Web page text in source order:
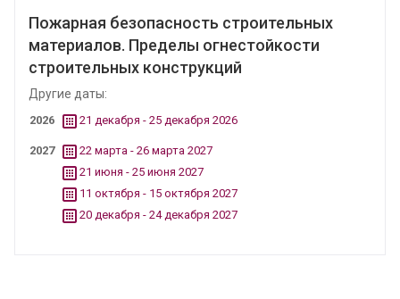
Пожарная безопасность строительных
материалов. Пределы огнестойкости
строительных конструкций
Другие даты:
2026 21 декабря - 25 декабря 2026
2027
22 марта - 26 марта 2027
21 июня - 25 июня 2027
11 октября - 15 октября 2027
20 декабря - 24 декабря 2027